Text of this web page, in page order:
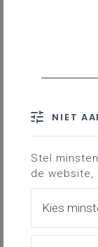
Tweede graad
Tweede
Derde graad
Derde graad
NIET
Stel
de website,
Kies